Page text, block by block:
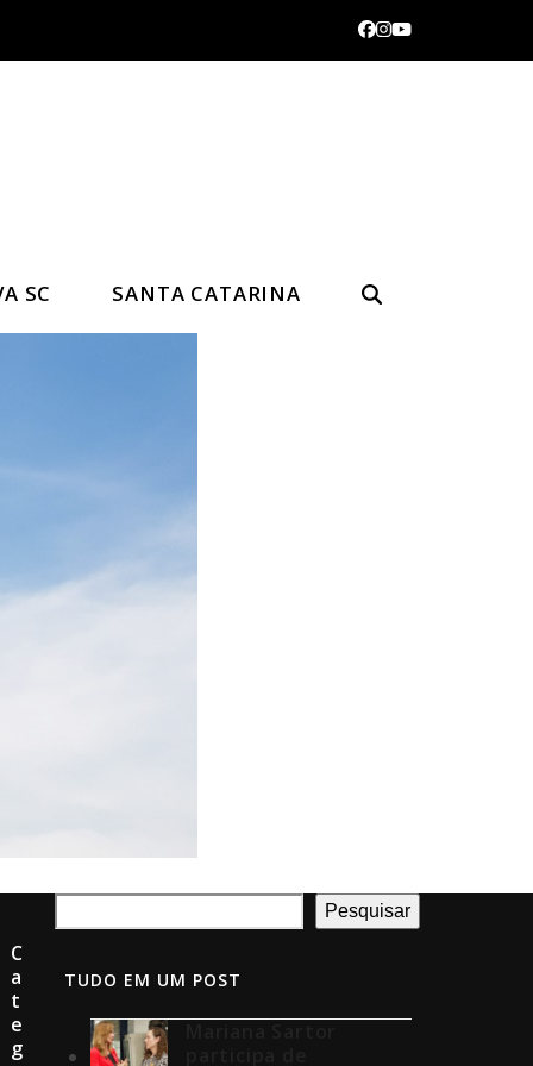
Facebook
Instagram
YouTube
SC SANTA CATARINA
Pesquisar
TUDO EM UM POST
C
a
t
e
g